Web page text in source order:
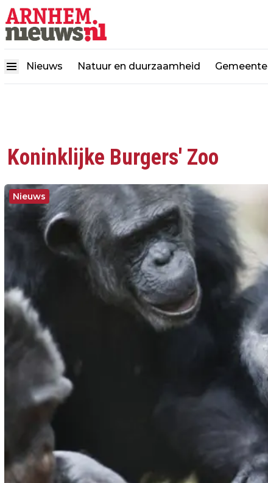
Nieuws Natuur en duurzaamheid Gemeente
Koninklijke Burgers' Zoo
Nieuws